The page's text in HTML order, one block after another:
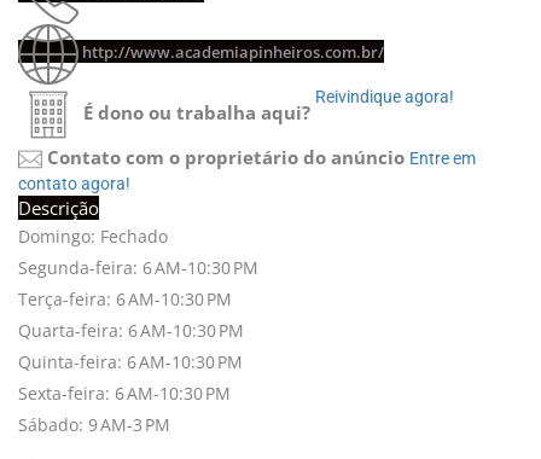
http://www.academiapinheiros.com.br/
É dono ou trabalha aqui?
Reivindique agora!
Contato com o proprietário do anúncio Entre em
contato agora!
Descrição
Domingo: Fechado
Segunda-feira: 6 AM-10:30 PM
Terça-feira: 6 AM-10:30 PM
Quarta-feira: 6 AM-10:30 PM
Quinta-feira: 6 AM-10:30 PM
Sexta-feira: 6 AM-10:30 PM
Sábado: 9 AM-3 PM